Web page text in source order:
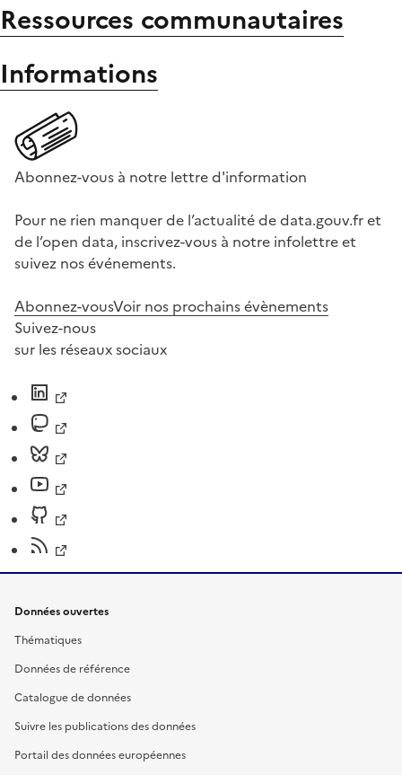
Ressources communautaires
Informations
Abonnez-vous à notre lettre d'information
Pour ne rien manquer de l’actualité de data.gouv.fr et
de l’open data, inscrivez-vous à notre infolettre et
suivez nos événements.
Abonnez-vousVoir nos prochains évènements
Suivez-nous
sur les réseaux sociaux
Données ouvertes
Thématiques
Données de référence
Catalogue de données
Suivre les publications des données
Portail des données européennes